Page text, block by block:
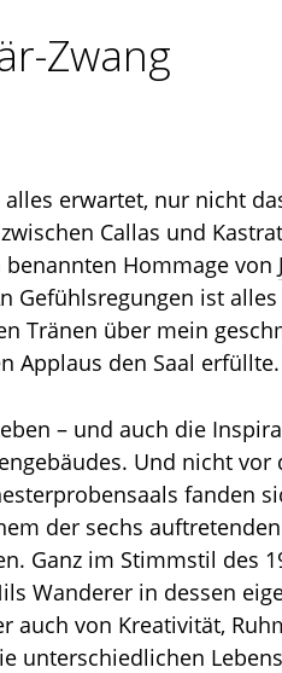
Zwang
erwartet, nur nicht
Callas und
benannten Hommage von
Gefühlsregungen ist
Tränen über mein
Applaus den Saal erfüllte.
– und auch die
Und nicht vor
fanden
der sechs
Ganz im Stimmstil des
Wanderer in dessen
auch von Kreativität,
unterschiedlichen